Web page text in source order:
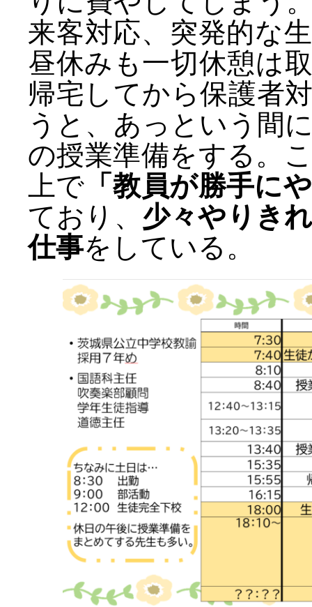
来客対応、突発的な
昼休みも一切休憩は
帰宅してから保護者
うと、あっという間
の授業準備をする。
上で 「教員が勝手に
ており、 少々やりき
仕事をしている。